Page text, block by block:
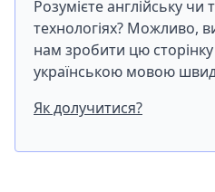
Розумієте англійську
технологіях? Можливо,
нам зробити цю
українською мовою
Як долучитися?